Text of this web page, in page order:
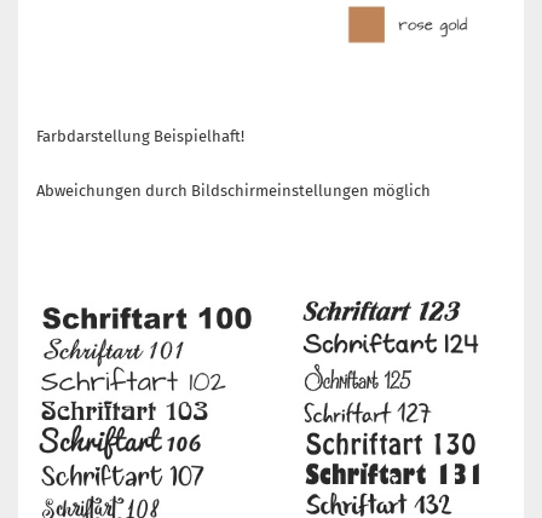
Farbdarstellung Beispielhaft!
Abweichungen durch Bildschirmeinstellungen möglich